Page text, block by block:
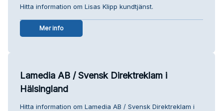
Hitta information om Lisas Klipp kundtjänst.
Mer info
Lamedia AB / Svensk Direktreklam i
Hälsingland
Hitta information om Lamedia AB / Svensk Direktreklam i